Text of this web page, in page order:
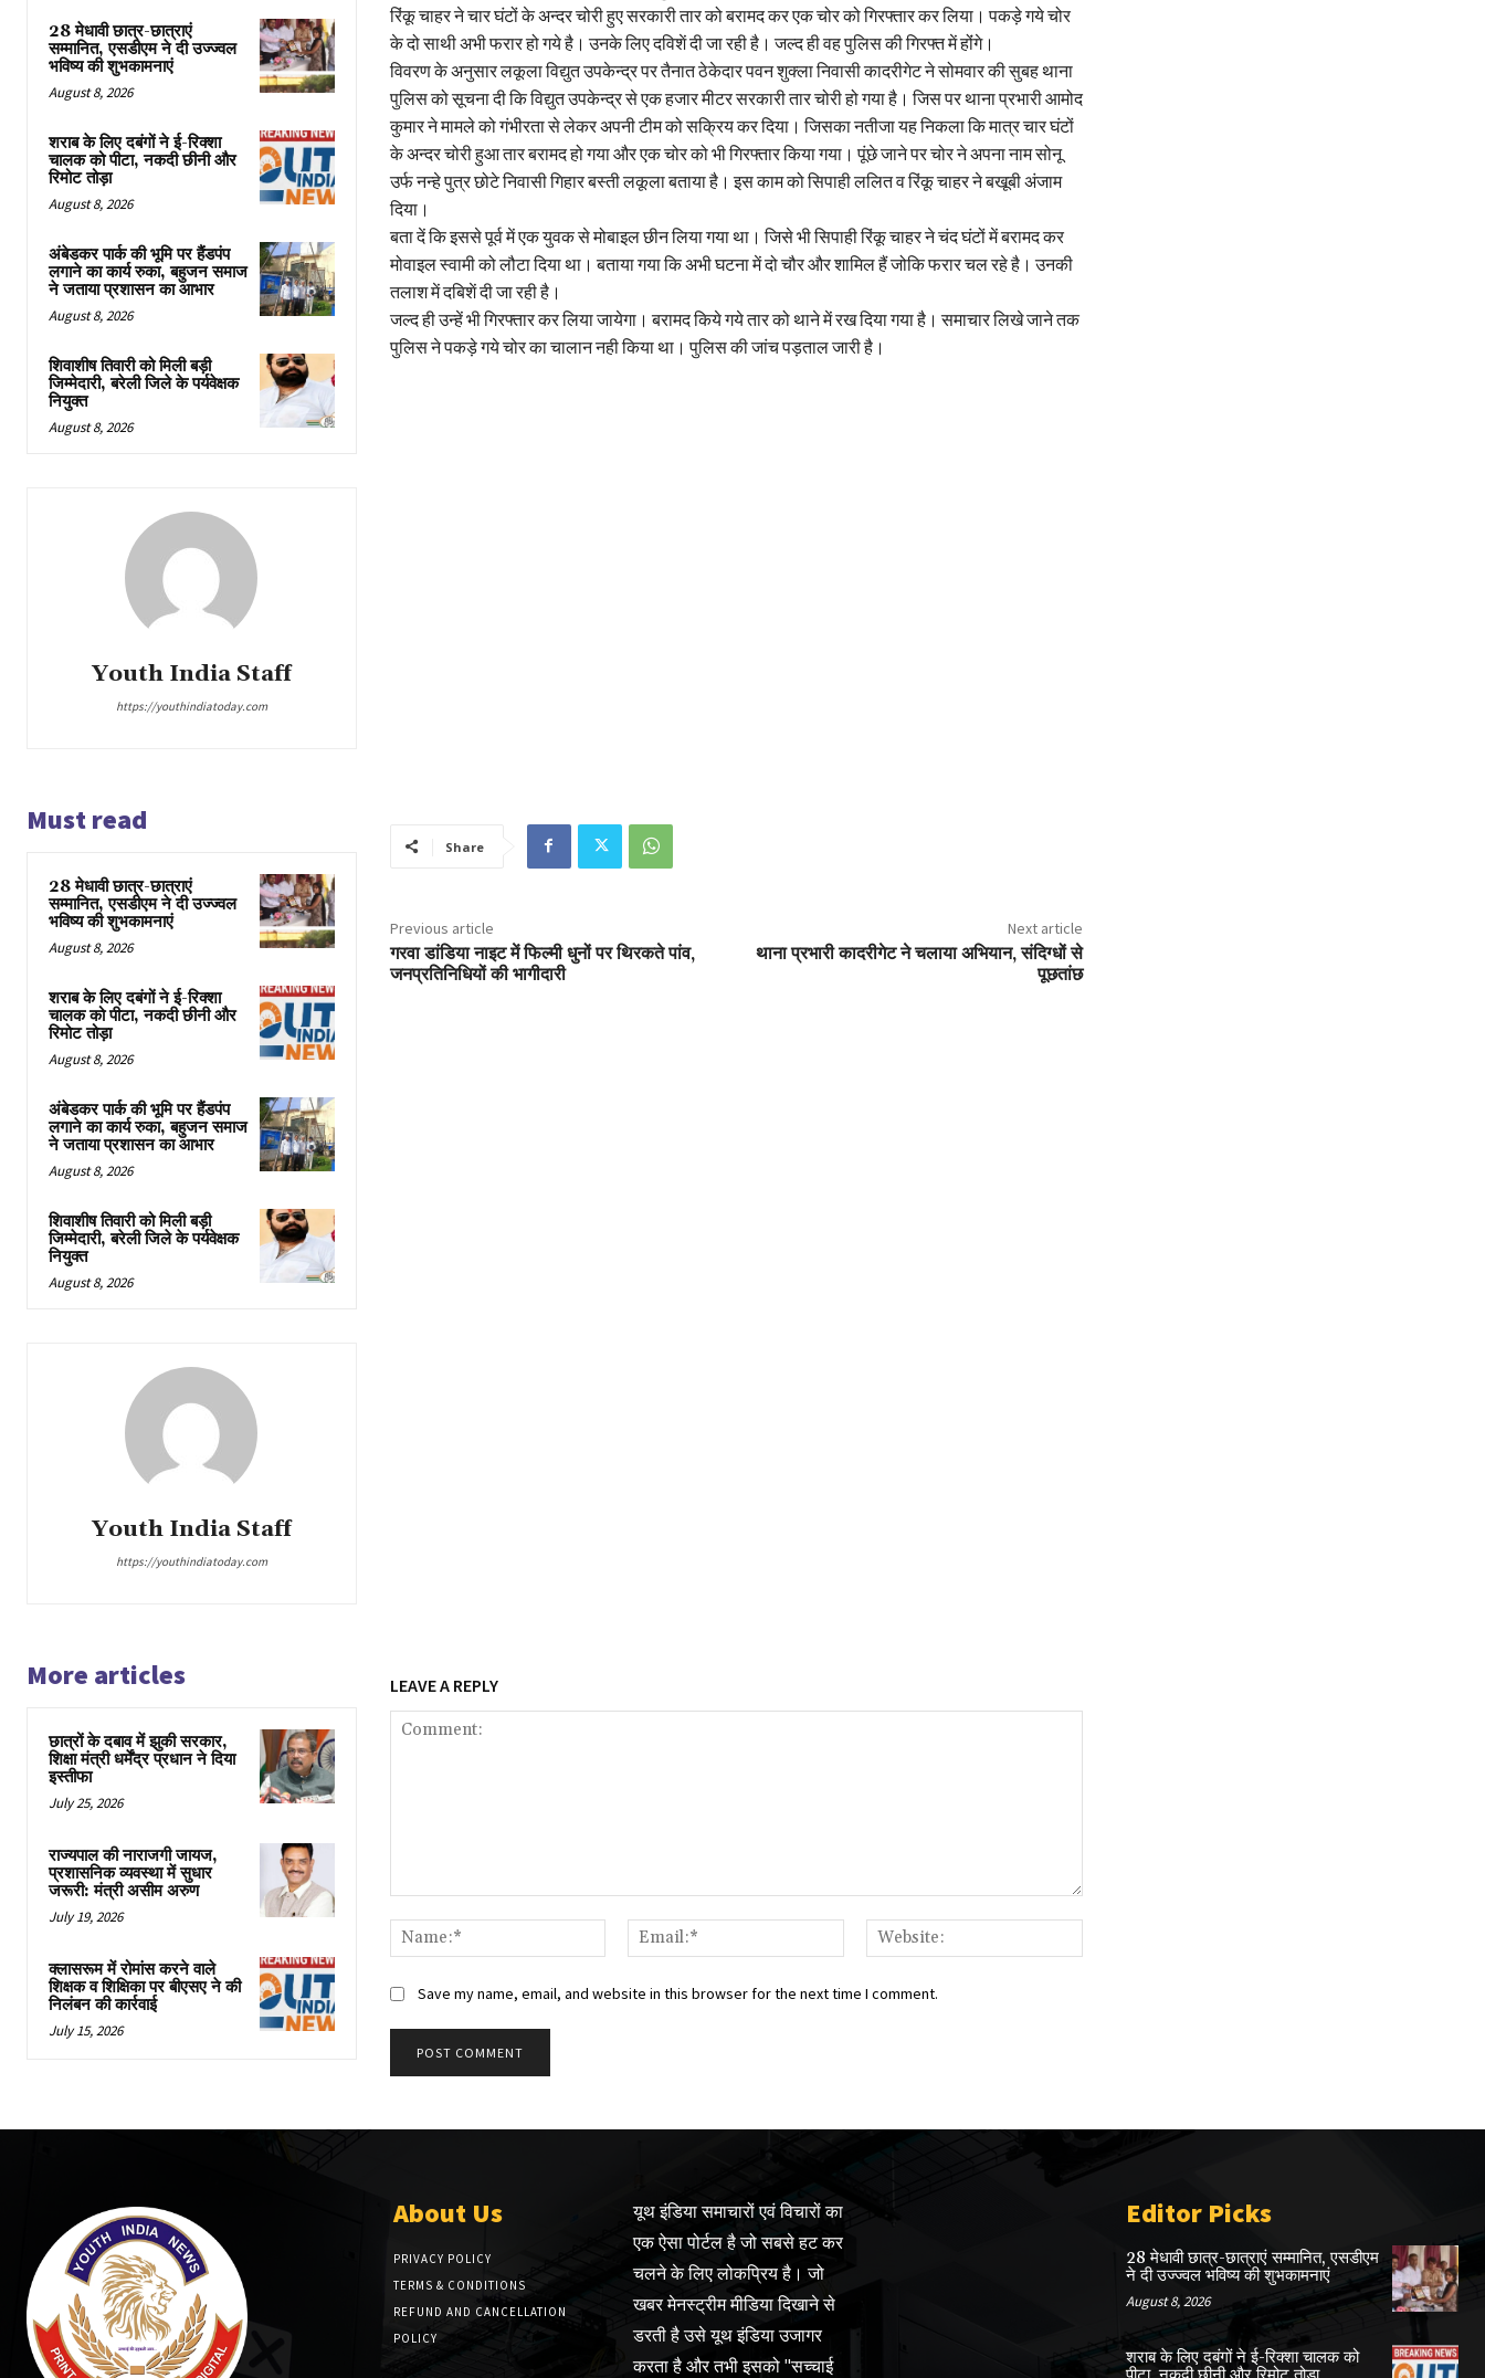
28 मेधावी छात्र-छात्राएं
सम्मानित, एसडीएम ने दी उज्ज्वल
भविष्य की शुभकामनाएं
August 8, 2026
शराब के लिए दबंगों ने ई-रिक्शा
चालक को पीटा, नकदी छीनी और
रिमोट तोड़ा
August 8, 2026
अंबेडकर पार्क की भूमि पर हैंडपंप
लगाने का कार्य रुका, बहुजन समाज
ने जताया प्रशासन का आभार
August 8, 2026
शिवाशीष तिवारी को मिली बड़ी
जिम्मेदारी, बरेली जिले के पर्यवेक्षक
नियुक्त
August 8, 2026
Youth India Staff
https://youthindiatoday.com
रिंकू चाहर ने चार घंटों के अन्दर चोरी हुए सरकारी तार को बरामद कर एक चोर को गिरफ्तार कर लिया। पकड़े गये चोर
के दो साथी अभी फरार हो गये है। उनके लिए दविशें दी जा रही है। जल्द ही वह पुलिस की गिरफ्त में होंंगे।
विवरण के अनुसार लकूला विद्युत उपकेन्द्र पर तैनात ठेकेदार पवन शुक्ला निवासी कादरीगेट ने सोमवार की सुबह थाना
पुलिस को सूचना दी कि विद्युत उपकेन्द्र से एक हजार मीटर सरकारी तार चोरी हो गया है। जिस पर थाना प्रभारी आमोद
कुमार ने मामले को गंभीरता से लेकर अपनी टीम को सक्रिय कर दिया। जिसका नतीजा यह निकला कि मात्र चार घंटों
के अन्दर चोरी हुआ तार बरामद हो गया और एक चोर को भी गिरफ्तार किया गया। पूंछे जाने पर चोर ने अपना नाम सोनू
उर्फ नन्हे पुत्र छोटे निवासी गिहार बस्ती लकूला बताया है। इस काम को सिपाही ललित व रिंकू चाहर ने बखूबी अंजाम
दिया।
बता दें कि इससे पूर्व में एक युवक से मोबाइल छीन लिया गया था। जिसे भी सिपाही रिंकू चाहर ने चंद घंटों में बरामद कर
मोवाइल स्वामी को लौटा दिया था। बताया गया कि अभी घटना में दो चौर और शामिल हैं जोकि फरार चल रहे है। उनकी
तलाश में दबिशें दी जा रही है।
जल्द ही उन्हें भी गिरफ्तार कर लिया जायेगा। बरामद किये गये तार को थाने में रख दिया गया है। समाचार लिखे जाने तक
पुलिस ने पकड़े गये चोर का चालान नही किया था। पुलिस की जांच पड़ताल जारी है।
Must read
28 मेधावी छात्र-छात्राएं
सम्मानित, एसडीएम ने दी उज्ज्वल
भविष्य की शुभकामनाएं
August 8, 2026
शराब के लिए दबंगों ने ई-रिक्शा
चालक को पीटा, नकदी छीनी और
रिमोट तोड़ा
August 8, 2026
अंबेडकर पार्क की भूमि पर हैंडपंप
लगाने का कार्य रुका, बहुजन समाज
ने जताया प्रशासन का आभार
August 8, 2026
शिवाशीष तिवारी को मिली बड़ी
जिम्मेदारी, बरेली जिले के पर्यवेक्षक
नियुक्त
August 8, 2026
Youth India Staff
https://youthindiatoday.com
Share
Previous article
गरवा डांडिया नाइट में फिल्मी धुनों पर थिरकते पांव,
जनप्रतिनिधियों की भागीदारी
Next article
थाना प्रभारी कादरीगेट ने चलाया अभियान, संदिग्धों से
पूछतांछ
More articles
छात्रों के दबाव में झुकी सरकार,
शिक्षा मंत्री धर्मेंद्र प्रधान ने दिया
इस्तीफा
July 25, 2026
राज्यपाल की नाराजगी जायज,
प्रशासनिक व्यवस्था में सुधार
जरूरी: मंत्री असीम अरुण
July 19, 2026
क्लासरूम में रोमांस करने वाले
शिक्षक व शिक्षिका पर बीएसए ने की
निलंबन की कार्रवाई
July 15, 2026
LEAVE A REPLY
Name:*
Email:*
Save my name, email, and website in this browser for the next time I comment.
About Us
PRIVACY POLICY
TERMS & CONDITIONS
REFUND AND CANCELLATION
POLICY
यूथ इंडिया समाचारों एवं विचारों का
एक ऐसा पोर्टल है जो सबसे हट कर
चलने के लिए लोकप्रिय है। जो
खबर मेनस्ट्रीम मीडिया दिखाने से
डरती है उसे यूथ इंडिया उजागर
करता है और तभी इसको "सच्चाई
Editor Picks
28 मेधावी छात्र-छात्राएं सम्मानित, एसडीएम
ने दी उज्ज्वल भविष्य की शुभकामनाएं
August 8, 2026
शराब के लिए दबंगों ने ई-रिक्शा चालक को